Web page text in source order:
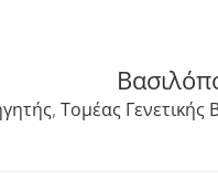
, Τομέας Γενετικής